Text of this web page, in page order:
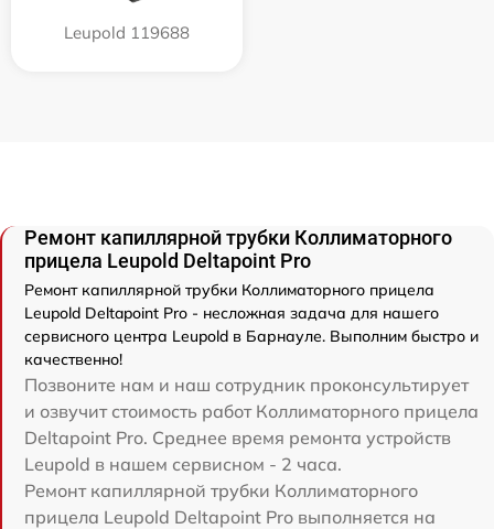
Leupold 119688
Ремонт капиллярной трубки Коллиматорного
прицела Leupold Deltapoint Pro
Ремонт капиллярной трубки Коллиматорного прицела
Leupold Deltapoint Pro - несложная задача для нашего
сервисного центра Leupold в Барнауле. Выполним быстро и
качественно!
Позвоните нам и наш сотрудник проконсультирует
и озвучит стоимость работ Коллиматорного прицела
Deltapoint Pro. Среднее время ремонта устройств
Leupold в нашем сервисном - 2 часа.
Ремонт капиллярной трубки Коллиматорного
прицела Leupold Deltapoint Pro выполняется на